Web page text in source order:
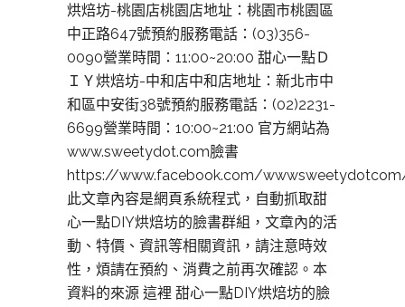
烘焙坊-桃園店桃園店地址：桃園市桃園區
中正路647號預約服務電話：(03)356-
0090營業時間：11:00~20:00 甜心一點Ｄ
ＩＹ烘焙坊-中和店中和店地址：新北市中
和區中安街38號預約服務電話：(02)2231-
6699營業時間：10:00~21:00 官方網站為
www.sweetydot.com臉書
https://www.facebook.com/
此文章內容是網頁系統程式，自動抓取甜
心一點DIY烘焙坊的臉書群組，文章內的活
動、特價、資訊等相關資訊，請注意時效
性，煩請在預約、消費之前再次確認。本
資料的來源 這裡 甜心一點DIY烘焙坊的臉